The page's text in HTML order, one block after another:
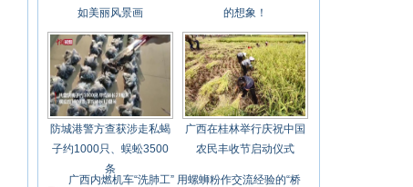
如美丽风景画
的想象！
防城港警方查获涉走私蝎
子约1000只、蜈蚣3500
条
广西在桂林举行庆祝中国
农民丰收节启动仪式
广西内燃机车“洗肺工” 用螺蛳粉作交流经验的“桥